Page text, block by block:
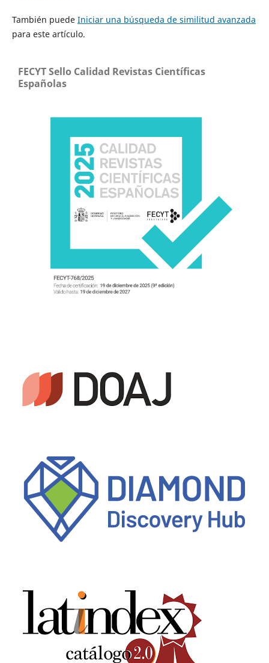
También puede Iniciar una búsqueda de similitud avanzada
para este artículo.
FECYT Sello Calidad Revistas Científicas
Españolas